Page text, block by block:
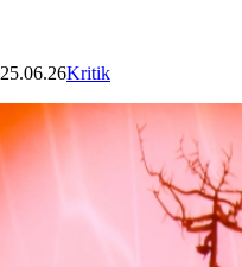
25.06.26Kritik